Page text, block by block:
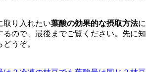
取り入れたい葉酸の効果的な摂取方法に
るので、最後までご覧ください。先に知
どうぞ。